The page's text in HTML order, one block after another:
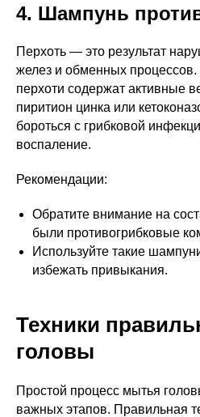
4. Шампунь
Перхоть — это результат
желез и обменных
перхоти содержат активные
пиритион цинка или
бороться с грибковой
воспаление.
Рекомендации:
Обратите внимание на
были противогрибковые
Используйте такие
избежать привыкания.
Техники
головы
Простой процесс мытья
важных этапов. Правильная